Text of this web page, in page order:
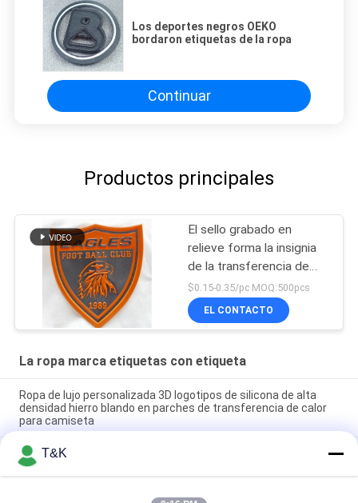
Los deportes negros OEKO
bordaron etiquetas de la ropa
Continuar
Productos principales
El sello grabado en
relieve forma la insignia
de la transferencia de
calor TPU para Team
Apparel
$0.15-0.35/pc MOQ:500pcs
EL CONTACTO
La ropa marca etiquetas con etiqueta
Ropa de lujo personalizada 3D logotipos de silicona de alta
densidad hierro blando en parches de transferencia de calor
para camiseta
Fibra modificada para requisitos particulares que planta el
logotipo suave 3D de la transferencia de la PU del silicón de
cuero de la etiqueta
T&K